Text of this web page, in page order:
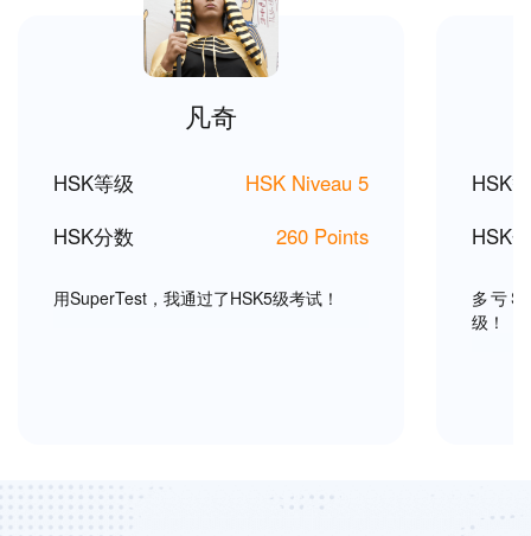
凡奇
HSK等级
HSK Niveau 5
HSK分数
260 Points
用SuperTest，我通过了HSK5级考试！
HSK
HSK
多亏
级！